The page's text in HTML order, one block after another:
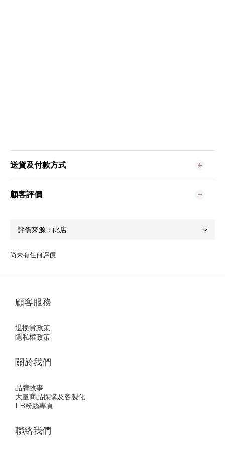
送貨及付款方式
顧客評價
尚未有任何評價
顧客服務
退換貨政策
隱私權政策
關於我們
品牌故事
大量商品採購及客製化
FB粉絲專頁
聯絡我們